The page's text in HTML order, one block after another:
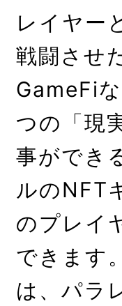
レイヤー
戦闘させ
GameFi
つの「現
事ができ
ルのNFT
のプレイ
できます
は、パラ